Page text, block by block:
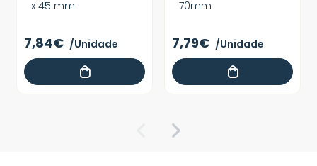
x 45 mm
7,84€ /Unidade
70mm
7,79€ /Unidade